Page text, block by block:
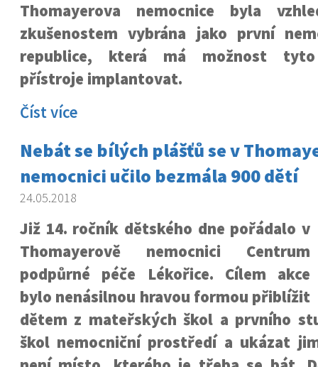
Thomayerova nemocnice byla
zkušenostem vybrána jako první
republice, která má možnost tyto
přístroje implantovat.
Číst více
Nebát se bílých plášťů se v
nemocnici učilo bezmála 900 dětí
24.05.2018
Již 14. ročník dětského dne pořádalo v
Thomayerově nemocnici Centrum
podpůrné péče Lékořice. Cílem akce
bylo nenásilnou hravou formou přiblížit
dětem z mateřských škol a prvního
škol nemocniční prostředí a ukázat